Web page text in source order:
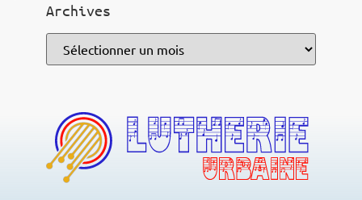
Archives